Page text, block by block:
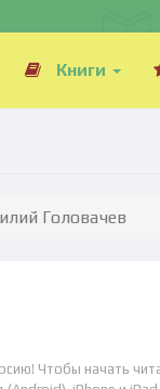
Книги
Головачев
Чтобы начать